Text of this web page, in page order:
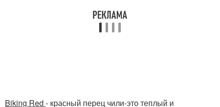
Biking Red - красный перец чили-это теплый и